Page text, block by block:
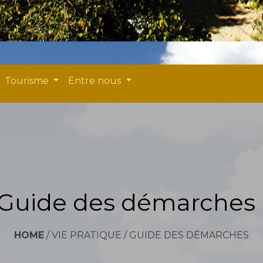
Tourisme Entre nous
des démarches
HOME /VIE PRATIQUE / GUIDE DES DÉMARCHES